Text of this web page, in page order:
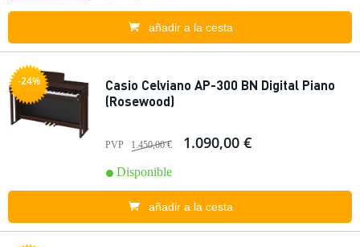
añadir a la cesta
-24%
Casio Celviano AP-300 BN Digital Piano
(Rosewood)
PVP 1.450,00 € 1.090,00 €
Disponible
añadir a la cesta